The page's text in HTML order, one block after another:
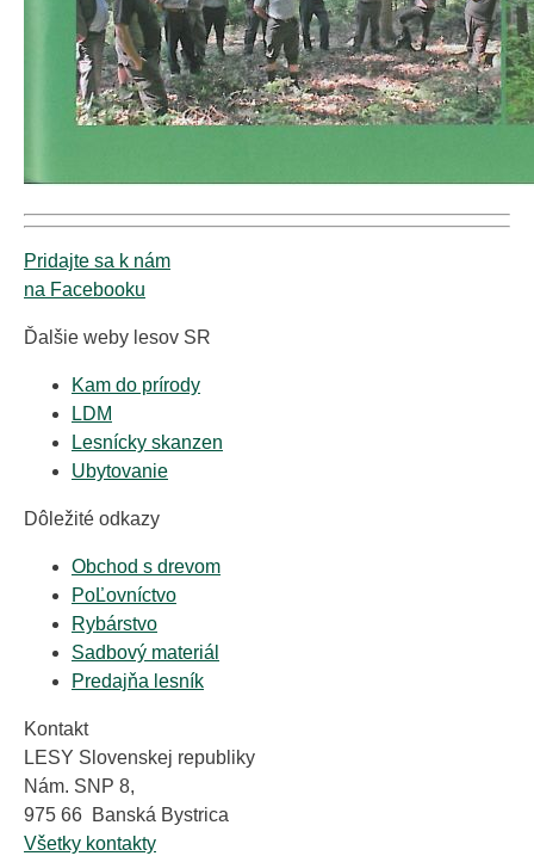
Pridajte sa k nám
na Facebooku
Ďalšie weby lesov SR
Kam do prírody
LDM
Lesnícky skanzen
Ubytovanie
Dôležité odkazy
Obchod s drevom
PoĽovníctvo
Rybárstvo
Sadbový materiál
Predajňa lesník
Kontakt
LESY Slovenskej republiky
Nám. SNP 8,
975 66 Banská Bystrica
Všetky kontakty